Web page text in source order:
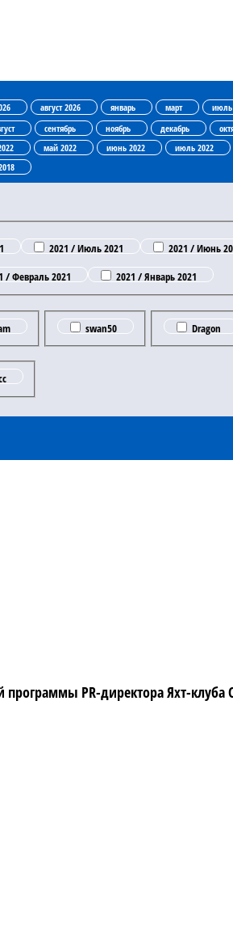
август 2026 январь март июль
сентябрь ноябрь декабрь
май 2022 июнь 2022 июль 2022
2021 / Июль 2021 2021 / Июнь
/ Февраль 2021 2021 / Январь 2021
swan50 Dragon
PR-директора Яхт-клуба